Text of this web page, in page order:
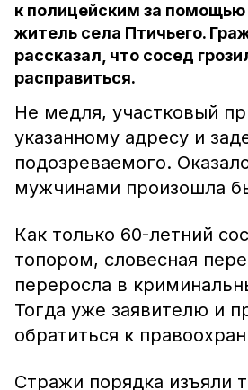
к полицейским за помощью
житель села Птичьего.
рассказал, что сосед
расправиться.
Не медля, участковый
указанному адресу и
подозреваемого.
мужчинами произошла
Как только 60-летний
топором, словесная
переросла в
Тогда уже заявителю и
обратиться к
Стражи порядка изъяли